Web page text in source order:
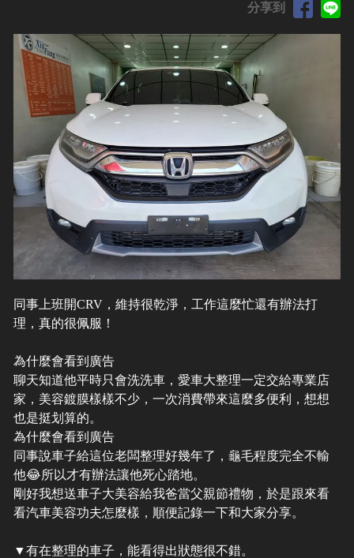
分享到
同事上班開CRV，維持很乾淨，工作這麼忙還有辦法打
理，真的很佩服！
為什麼會看到廣告
聊天知道他平時只會洗洗車，愛車大整理一定交給專業店
家，美容鍍膜樣樣不少，一次消費帶來這麼多便利，想想
也是挺划算的。
為什麼會看到廣告
同事說車子給這位老闆整理好幾年了，龜毛程度完全不輸
他😂所以才有辦法讓他死心踏地。
剛好我想送車子大美容給我爸當父親節禮物，於是跟來看
看汽車美容功夫怎麼樣，順便記錄一下和大家分享。
▼有在整理的車子，能看得出狀態很不錯。